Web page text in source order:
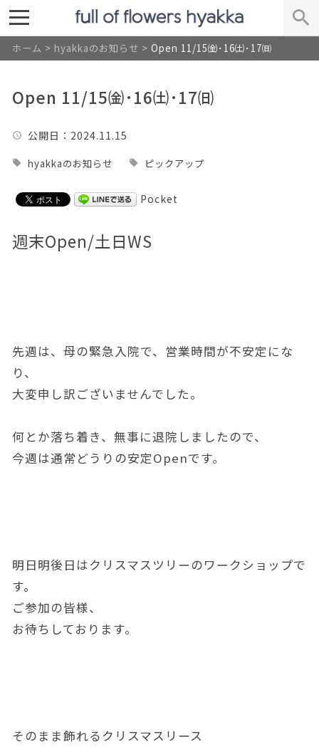
ホーム > hyakkaのお知らせ > Open 11/15㈮･16㈯･17㈰
Open 11/15㈮･16㈯･17㈰
公開日 ：2024.11.15
hyakkaのお知らせ ピックアップ
Pocket
週末Open/土日WS
先週は、母の緊急入院で、営業時間が不安定にな
り、
大変申し訳ございませんでした。
何とか落ち着き、無事に退院しましたので、
今週は通常どうりの安定Openです。
明日明後日はクリスマスツリーのワークショップで
す。
ご参加の皆様、
お待ちしております。
そのまま飾れるクリスマスリース